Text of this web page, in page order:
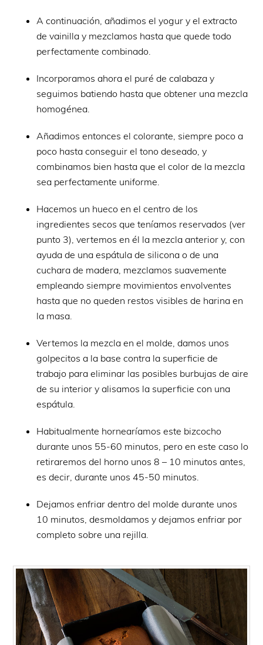
A continuación, añadimos el yogur y el extracto
de vainilla y mezclamos hasta que quede todo
perfectamente combinado.
Incorporamos ahora el puré de calabaza y
seguimos batiendo hasta que obtener una mezcla
homogénea.
Añadimos entonces el colorante, siempre poco a
poco hasta conseguir el tono deseado, y
combinamos bien hasta que el color de la mezcla
sea perfectamente uniforme.
Hacemos un hueco en el centro de los
ingredientes secos que teníamos reservados (ver
punto 3), vertemos en él la mezcla anterior y, con
ayuda de una espátula de silicona o de una
cuchara de madera, mezclamos suavemente
empleando siempre movimientos envolventes
hasta que no queden restos visibles de harina en
la masa.
Vertemos la mezcla en el molde, damos unos
golpecitos a la base contra la superficie de
trabajo para eliminar las posibles burbujas de aire
de su interior y alisamos la superficie con una
espátula.
Habitualmente hornearíamos este bizcocho
durante unos 55-60 minutos, pero en este caso lo
retiraremos del horno unos 8 – 10 minutos antes,
es decir, durante unos 45-50 minutos.
Dejamos enfriar dentro del molde durante unos
10 minutos, desmoldamos y dejamos enfriar por
completo sobre una rejilla.